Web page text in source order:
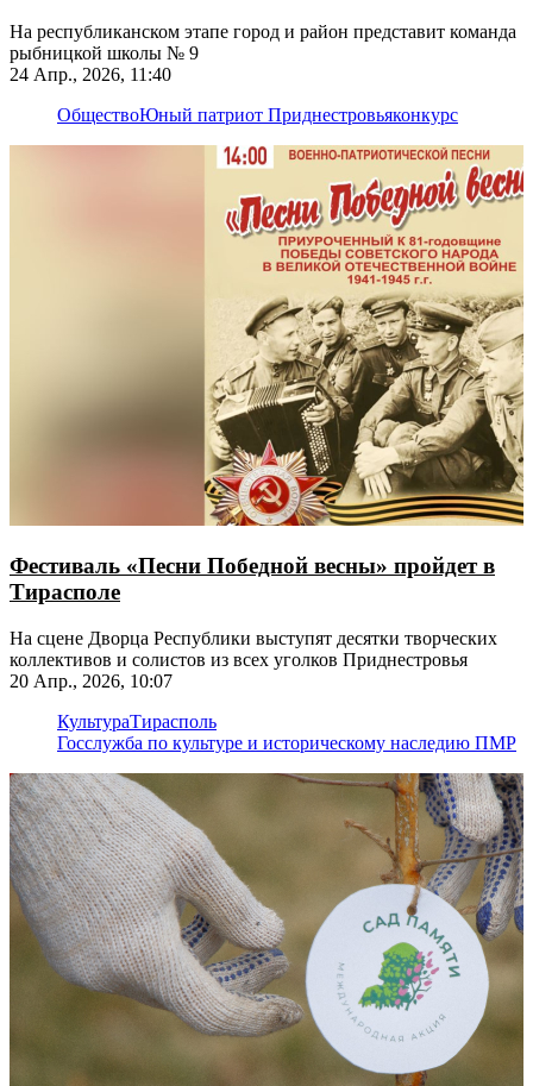
На республиканском этапе город и район представит команда
рыбницкой школы № 9
24 Апр., 2026, 11:40
ОбществоЮный патриот Приднестровьяконкурс
Фестиваль «Песни Победной весны» пройдет в
Тирасполе
На сцене Дворца Республики выступят десятки творческих
коллективов и солистов из всех уголков Приднестровья
20 Апр., 2026, 10:07
КультураТирасполь
Госслужба по культуре и историческому наследию ПМР